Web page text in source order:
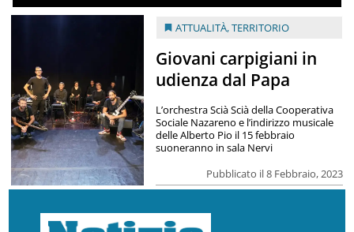
ATTUALITÀ,TERRITORIO
Giovani carpigiani in
udienza dal Papa
Pubblicato il 8 Febbraio, 2023
L’orchestra Scià Scià della Cooperativa
Sociale Nazareno e l’indirizzo musicale
delle Alberto Pio il 15 febbraio
suoneranno in sala Nervi